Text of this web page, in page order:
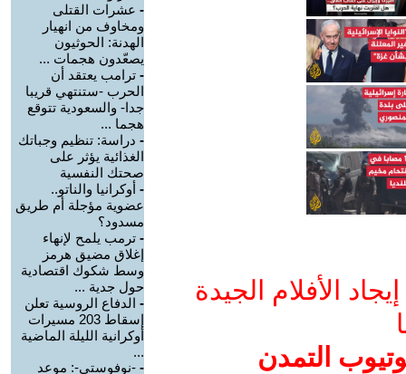
الأفلام الجيدة
التمدن
- عشرات القتلى
ومخاوف من انهيار
الهدنة: الحوثيون
يصعّدون هجمات ...
- ترامب يعتقد أن
الحرب -ستنتهي قريبا
جدا- والسعودية تتوقع
هجما ...
- دراسة: تنظيم وجباتك
الغذائية يؤثر على
صحتك النفسية
- أوكرانيا والناتو..
عضوية مؤجلة أم طريق
مسدود؟
- ترمب يلمح لإنهاء
إغلاق مضيق هرمز
وسط شكوك اقتصادية
حول جدية ...
- الدفاع الروسية تعلن
إسقاط 203 مسيرات
أوكرانية الليلة الماضية
...
- -نوفوستي-: موعد